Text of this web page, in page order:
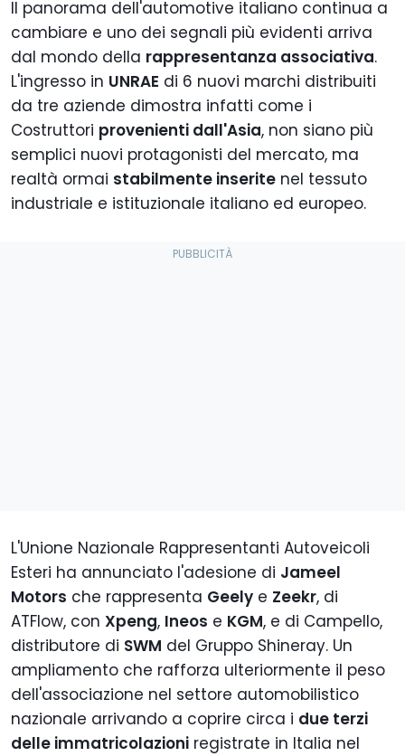
Il panorama dell'automotive italiano continua a
cambiare e uno dei segnali più evidenti arriva
dal mondo della rappresentanza associativa.
L'ingresso in UNRAE di 6 nuovi marchi distribuiti
da tre aziende dimostra infatti come i
Costruttori provenienti dall'Asia, non siano più
semplici nuovi protagonisti del mercato, ma
realtà ormai stabilmente inserite nel tessuto
industriale e istituzionale italiano ed europeo.
L'Unione Nazionale Rappresentanti Autoveicoli
Esteri ha annunciato l'adesione di Jameel
Motors che rappresenta Geely e Zeekr, di
ATFlow, con Xpeng, Ineos e KGM, e di Campello,
distributore di SWM del Gruppo Shineray. Un
ampliamento che rafforza ulteriormente il peso
dell'associazione nel settore automobilistico
nazionale arrivando a coprire circa i due terzi
delle immatricolazioni registrate in Italia nel